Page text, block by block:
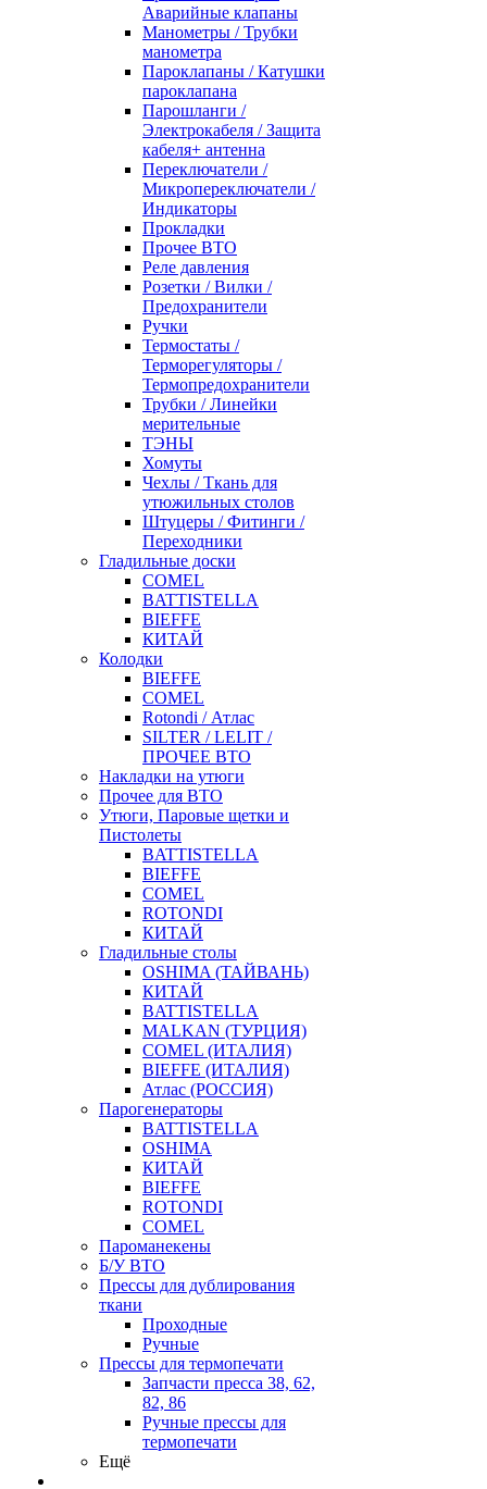
Аварийные клапаны
Манометры / Трубки
манометра
Пароклапаны / Катушки
пароклапана
Парошланги /
Электрокабеля / Защита
кабеля+ антенна
Переключатели /
Микропереключатели /
Индикаторы
Прокладки
Прочее ВТО
Реле давления
Розетки / Вилки /
Предохранители
Ручки
Термостаты /
Терморегуляторы /
Термопредохранители
Трубки / Линейки
мерительные
ТЭНЫ
Хомуты
Чехлы / Ткань для
утюжильных столов
Штуцеры / Фитинги /
Переходники
Гладильные доски
COMEL
BATTISTELLA
BIEFFE
КИТАЙ
Колодки
BIEFFE
COMEL
Rotondi / Атлас
SILTER / LELIT /
ПРОЧЕЕ ВТО
Накладки на утюги
Прочее для ВТО
Утюги, Паровые щетки и
Пистолеты
BATTISTELLA
BIEFFE
COMEL
ROTONDI
КИТАЙ
Гладильные столы
OSHIMA (ТАЙВАНЬ)
КИТАЙ
BATTISTELLA
MALKAN (ТУРЦИЯ)
COMEL (ИТАЛИЯ)
BIEFFE (ИТАЛИЯ)
Атлас (РОССИЯ)
Парогенераторы
BATTISTELLA
OSHIMA
КИТАЙ
BIEFFE
ROTONDI
COMEL
Пароманекены
Б/У ВТО
Прессы для дублирования
ткани
Проходные
Ручные
Прессы для термопечати
Запчасти пресса 38, 62,
82, 86
Ручные прессы для
термопечати
Ещё